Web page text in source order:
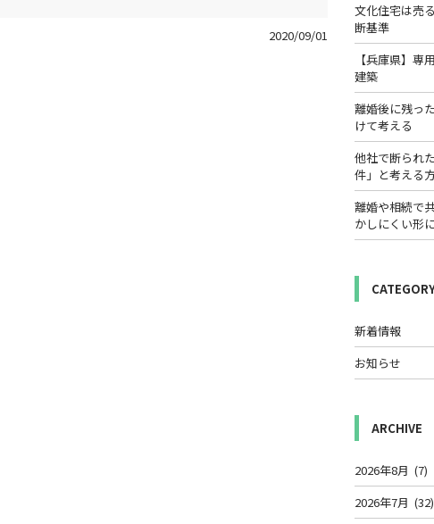
2020/09/01
文化住宅は売
断基準
【兵庫県】
建築
離婚後に残っ
けて考える
他社で断られ
件」と考える
離婚や相続で
かしにくい形
新着情報
お知らせ
ARCHIVE
2026年8月 (7)
2026年7月 (32)